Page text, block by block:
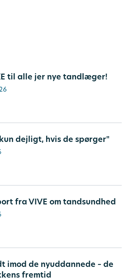
til alle jer nye tandlæger!
dejligt, hvis de spørger"
fra VIVE om tandsundhed
imod de nyuddannede – de
fremtid